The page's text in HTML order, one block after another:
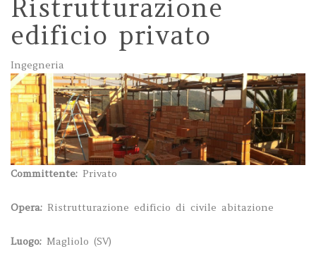
Ristrutturazione
edificio privato
Ingegneria
Committente: Privato
Opera: Ristrutturazione edificio di civile abitazione
Luogo: Magliolo (SV)